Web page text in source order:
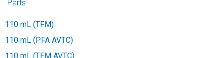
Parts
110 mL (TFM)
110 mL (PFA AVTC)
110 mL (TFM AVTC)